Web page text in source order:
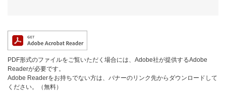
PDF形式のファイルをご覧いただく場合には、Adobe社が提供するAdobe
Readerが必要です。
Adobe Readerをお持ちでない方は、バナーのリンク先からダウンロードして
ください。（無料）